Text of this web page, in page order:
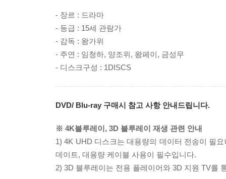
- 장르 : 드라마
- 등급 : 15세 관람가
- 감독 : 왕가위
- 주연 : 임청하, 양조위, 왕페이, 금성무
- 디스크구성 : 1DISCS
DVD/ Blu-ray 구매시 참고 사항 안내드립니다.
※ 4K블루레이, 3D 블루레이 재생 관련 안내
1) 4K UHD 디스크는 대용량의 데이터 전송이 필
데이트, 대용량 케이블 사용이 필수입니다.
2) 3D 블루레이는 전용 플레이어와 3D 지원 TV를